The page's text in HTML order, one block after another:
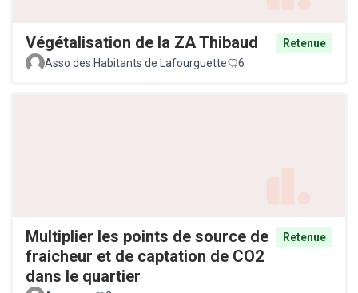
Végétalisation de la ZA Thibaud
Retenue
Asso des Habitants de Lafourguette
6
Multiplier les points de source de
fraicheur et de captation de CO2
dans le quartier
Retenue